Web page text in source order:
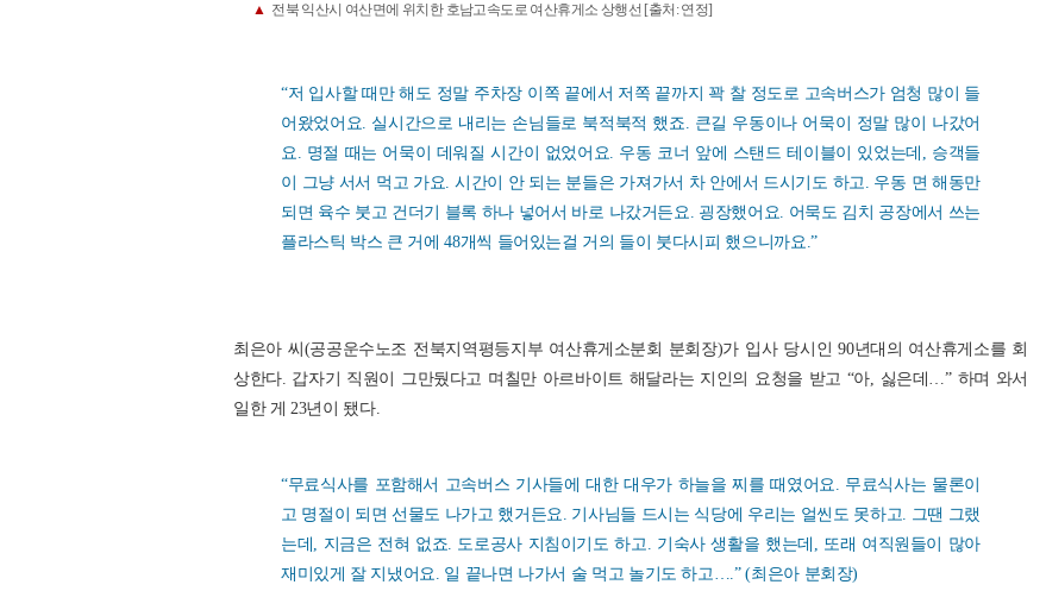
▲ 전북 익산시 여산면에 위치한 호남고속도로 여산휴게소 상행선 [출처: 연정]
“저 입사할 때만 해도 정말 주차장 이쪽 끝에서 저쪽 끝까지 꽉 찰 정도로 고속버스가 엄청 많이 들
어왔었어요. 실시간으로 내리는 손님들로 북적북적 했죠. 큰길 우동이나 어묵이 정말 많이 나갔어
요. 명절 때는 어묵이 데워질 시간이 없었어요. 우동 코너 앞에 스탠드 테이블이 있었는데, 승객들
이 그냥 서서 먹고 가요. 시간이 안 되는 분들은 가져가서 차 안에서 드시기도 하고. 우동 면 해동만
되면 육수 붓고 건더기 블록 하나 넣어서 바로 나갔거든요. 굉장했어요. 어묵도 김치 공장에서 쓰는
플라스틱 박스 큰 거에 48개씩 들어있는걸 거의 들이 붓다시피 했으니까요.”
최은아 씨(공공운수노조 전북지역평등지부 여산휴게소분회 분회장)가 입사 당시인 90년대의 여산휴게소를 회
상한다. 갑자기 직원이 그만뒀다고 며칠만 아르바이트 해달라는 지인의 요청을 받고 “아, 싫은데…” 하며 와서
일한 게 23년이 됐다.
“무료식사를 포함해서 고속버스 기사들에 대한 대우가 하늘을 찌를 때였어요. 무료식사는 물론이
고 명절이 되면 선물도 나가고 했거든요. 기사님들 드시는 식당에 우리는 얼씬도 못하고. 그땐 그랬
는데, 지금은 전혀 없죠. 도로공사 지침이기도 하고. 기숙사 생활을 했는데, 또래 여직원들이 많아
재미있게 잘 지냈어요. 일 끝나면 나가서 술 먹고 놀기도 하고….” (최은아 분회장)